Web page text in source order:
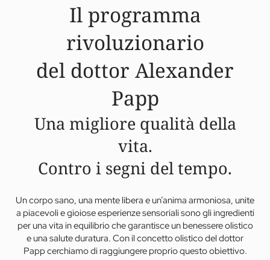
Il programma
rivoluzionario
del dottor Alexander
Papp
Una migliore qualità della
vita.
Contro i segni del tempo.
Un corpo sano, una mente libera e un’anima armoniosa, unite
a piacevoli e gioiose esperienze sensoriali sono gli ingredienti
per una vita in equilibrio che garantisce un benessere olistico
e una salute duratura. Con il concetto olistico del dottor
Papp cerchiamo di raggiungere proprio questo obiettivo.